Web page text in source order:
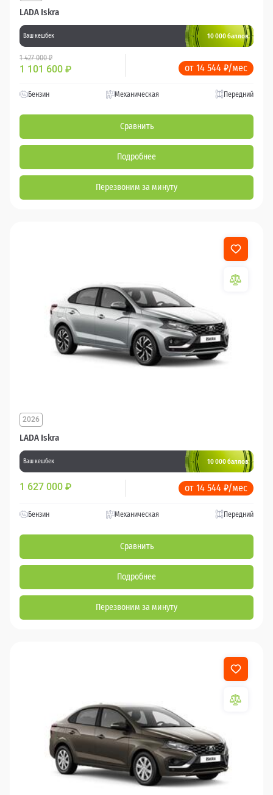
LADA Iskra
Ваш кешбек 10 000 баллов
1 427 000 ₽
1 101 600 ₽ от 14 544 ₽/мес
Бензин Механическая Передний
Сравнить
Подробнее
Перезвоним за минуту
LADA Iskra
2026
Ваш кешбек 10 000 баллов
1 627 000 ₽ от 14 544 ₽/мес
Бензин Механическая Передний
Сравнить
Подробнее
Перезвоним за минуту